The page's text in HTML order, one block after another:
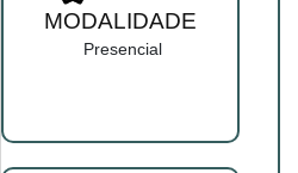
MODALIDADE
Presencial